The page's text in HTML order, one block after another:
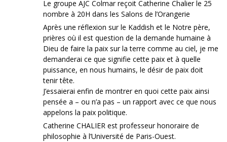
Le groupe AJC Colmar reçoit Catherine Chalier le 25
nombre à 20H dans les Salons de l’Orangerie
Après une réflexion sur le Kaddish et le Notre père,
prières où il est question de la demande humaine à
Dieu de faire la paix sur la terre comme au ciel, je me
demanderai ce que signifie cette paix et à quelle
puissance, en nous humains, le désir de paix doit
tenir tête.
J’essaierai enfin de montrer en quoi cette paix ainsi
pensée a – ou n’a pas – un rapport avec ce que nous
appelons la paix politique.
Catherine CHALIER est professeur honoraire de
philosophie à l’Université de Paris-Ouest.